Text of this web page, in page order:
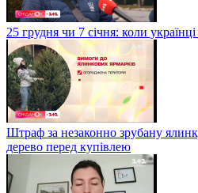
25 грудня чи 7 січня: коли
Штраф за незаконно зрубану
дерево перед купівлею